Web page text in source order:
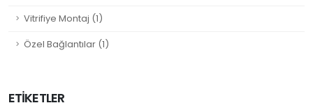
Vitrifiye Montaj (1)
Özel Bağlantılar (1)
ETIKETLER